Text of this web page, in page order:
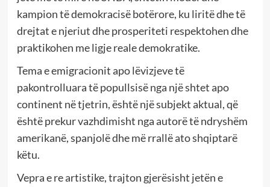
kampion të demokracisë botërore, ku liritë dhe të
drejtat e njeriut dhe prosperiteti respektohen dhe
praktikohen me ligje reale demokratike.
Tema e emigracionit apo lëvizjeve të
pakontrolluara të popullsisë nga një shtet apo
continent në tjetrin, është një subjekt aktual, që
është prekur vazhdimisht nga autorë të ndryshëm
amerikanë, spanjolë dhe më rrallë ato shqiptarë
këtu.
Vepra e re artistike, trajton gjerësisht jetën e